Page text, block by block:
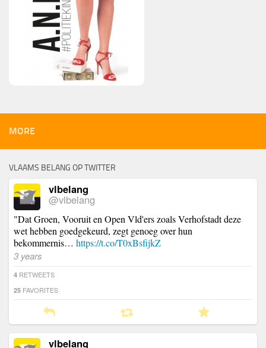
MORE
VLAAMS BELANG OP TWITTER
vlbelang
@vlbelang
"Dat Groen, Vooruit en Open Vld'ers zoals Verhofstadt deze
wet hebben goedgekeurd, zegt genoeg over hun
bekommernis… https://t.co/T0xBsfijkZ
3 years
4 RETWEETS
25 FAVORITES
vlbelang